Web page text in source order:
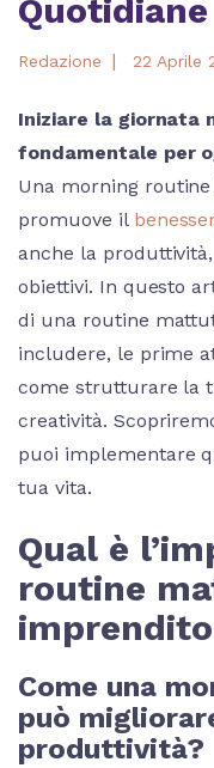
Redazione | 22 Aprile
Iniziare la giornata
fondamentale per
Una morning
promuove il
anche la
obiettivi. In questo
di una routine
includere, le prime
come strutturare la
creatività.
puoi implementare
tua vita.
Qual è
routine
Come una
può
produttività?